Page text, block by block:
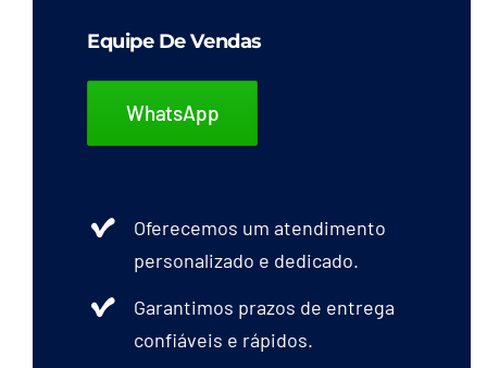
Equipe De Vendas
WhatsApp
Oferecemos um atendimento
personalizado e dedicado.
Garantimos prazos de entrega
confiáveis e rápidos.